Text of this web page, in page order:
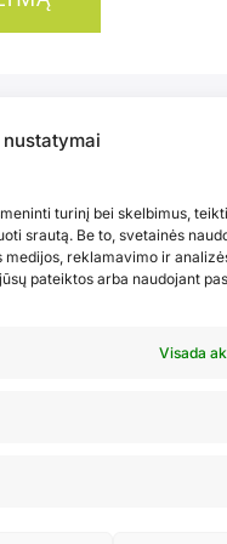
turinį bei skelbimus, teikti
srautą. Be to, svetainės
reklamavimo ir
pateiktos arba naudojant
Visada